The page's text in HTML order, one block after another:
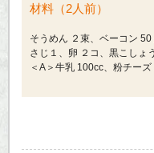
材料（2人前）
そうめん ２束、ベーコン
さじ１、卵 ２コ、黒こしょ
＜A＞牛乳 100cc、粉チー